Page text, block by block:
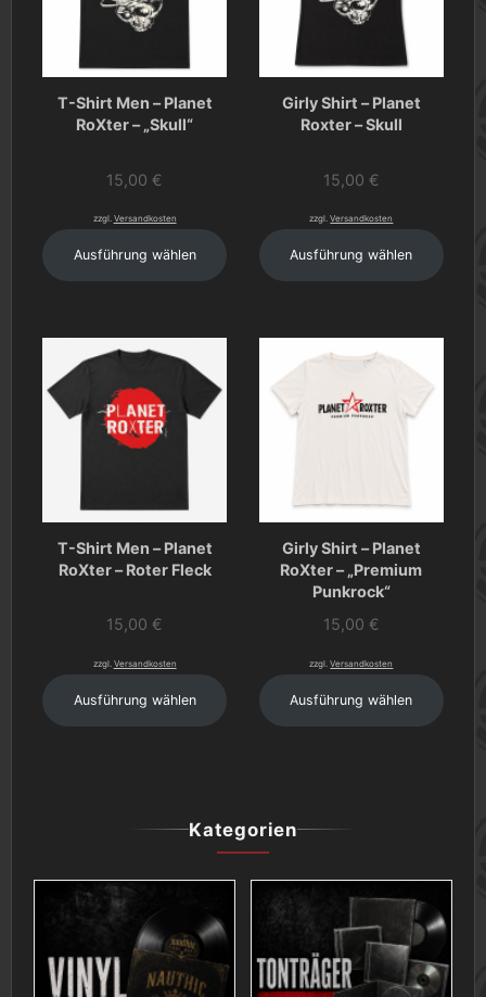
T-Shirt Men – Planet
RoXter – „Skull“
15,00 €
zzgl. Versandkosten
Ausführung wählen
Girly Shirt – Planet
Roxter – Skull
15,00 €
zzgl.Versandkosten
Ausführung wählen
T-Shirt Men – Planet
RoXter – Roter Fleck
15,00 €
zzgl. Versandkosten
Ausführung wählen
Girly Shirt – Planet
RoXter – „Premium
Punkrock“
15,00 €
zzgl.Versandkosten
Ausführung wählen
Kategorien